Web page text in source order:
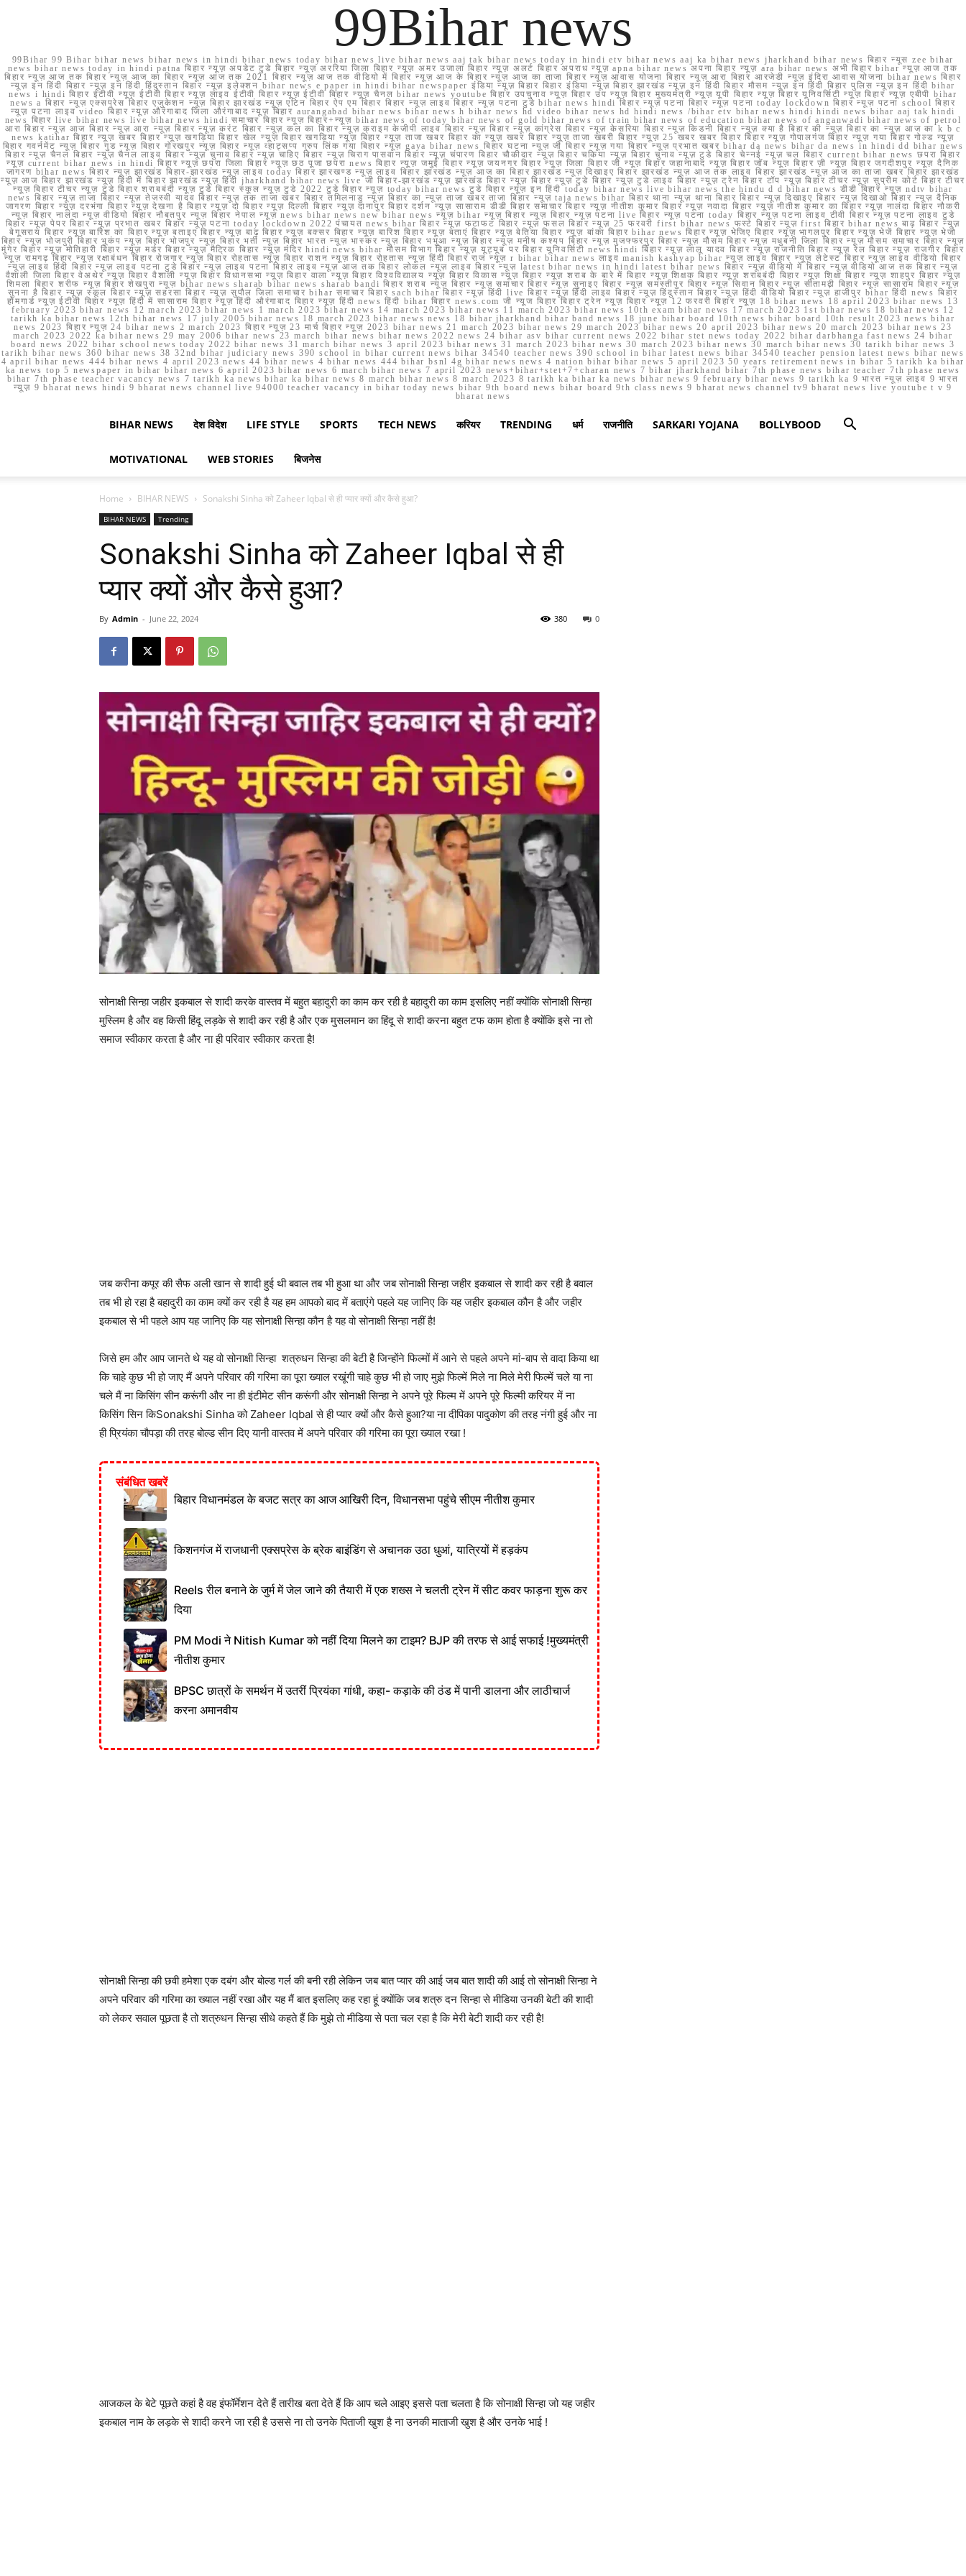
99Bihar news
99Bihar 99 Bihar bihar news bihar news in hindi bihar news today bihar news live bihar news aaj tak bihar news today in hindi etv bihar news aaj ka bihar news jharkhand bihar news बिहार न्यूस zee bihar
news bihar news today in hindi patna बिहार न्यूज़ अपडेट टुडे बिहार न्यूज़ अररिया जिला बिहार न्यूज़ अमर उजाला बिहार न्यूज़ अलर्ट बिहार अपराध न्यूज़ apna bihar news अपना बिहार न्यूज़ ara bihar news अभी बिहार bihar न्यूज़ आज तक
बिहार न्यूज़ आज तक बिहार न्यूज़ आज का बिहार न्यूज़ आज तक 2021 बिहार न्यूज़ आज तक वीडियो में बिहार न्यूज़ आज के बिहार न्यूज़ आज का ताजा बिहार न्यूज़ आवास योजना बिहार न्यूज़ आरा बिहार आरजेडी न्यूज़ इंदिरा आवास योजना bihar news बिहार
न्यूज़ इन हिंदी बिहार न्यूज़ इन हिंदी हिंदुस्तान बिहार न्यूज़ इलेक्शन bihar news e paper in hindi bihar newspaper इंडिया न्यूज़ बिहार बिहार इंडिया न्यूज़ बिहार झारखंड न्यूज़ इन हिंदी बिहार मौसम न्यूज़ इन हिंदी बिहार पुलिस न्यूज़ इन हिंदी bihar
news i hindi बिहार ईटीवी न्यूज़ ईटीवी बिहार न्यूज़ लाइव ईटीवी बिहार न्यूज़ ईटीवी बिहार न्यूज़ चैनल bihar news youtube बिहार उपचुनाव न्यूज़ बिहार उप न्यूज़ बिहार मुख्यमंत्री न्यूज़ यूपी बिहार न्यूज़ बिहार यूनिवर्सिटी न्यूज़ बिहार न्यूज़ एबीपी bihar
news a बिहार न्यूज़ एक्सप्रेस बिहार एजुकेशन न्यूज़ बिहार झारखंड न्यूज़ एटिन बिहार ऐप एम बिहार बिहार न्यूज़ लाइव बिहार न्यूज़ पटना टुडे bihar news hindi बिहार न्यूज़ पटना बिहार न्यूज़ पटना today lockdown बिहार न्यूज़ पटना school बिहार
न्यूज़ पटना लाइव video बिहार न्यूज़ औरंगाबाद जिला औरंगाबाद न्यूज़ बिहार aurangabad bihar news bihar news h bihar news hd video bihar news hd hindi news /bihar etv bihar news hindi hindi news bihar aaj tak hindi
news बिहार live bihar news live bihar news hindi समाचार बिहार न्यूज़ बिहार+न्यूज़ bihar news of today bihar news of gold bihar news of train bihar news of education bihar news of anganwadi bihar news of petrol
आरा बिहार न्यूज़ आज बिहार न्यूज़ आरा न्यूज़ बिहार न्यूज़ करंट बिहार न्यूज़ कल का बिहार न्यूज़ क्राइम केजीपी लाइव बिहार न्यूज़ बिहार न्यूज़ कांग्रेस बिहार न्यूज़ केसरिया बिहार न्यूज़ किडनी बिहार न्यूज़ क्या है बिहार की न्यूज़ बिहार का न्यूज़ आज का k b c
news katihar बिहार न्यूज़ खबर बिहार न्यूज़ खगड़िया बिहार खेल न्यूज़ बिहार खगड़िया न्यूज़ बिहार न्यूज़ ताजा खबर बिहार का न्यूज़ खबर बिहार न्यूज़ ताजा खबरी बिहार न्यूज़ 25 खबर खबर बिहार बिहार न्यूज़ गोपालगंज बिहार न्यूज़ गया बिहार गोल्ड न्यूज़
बिहार गवर्नमेंट न्यूज़ बिहार गुड न्यूज़ बिहार गोरखपुर न्यूज़ बिहार न्यूज़ व्हाट्सप्प ग्रुप लिंक गया बिहार न्यूज़ gaya bihar news बिहार घटना न्यूज़ जी बिहार न्यूज़ गया बिहार न्यूज़ प्रभात खबर bihar da news bihar da news in hindi dd bihar news
बिहार न्यूज़ चैनल बिहार न्यूज़ चैनल लाइव बिहार न्यूज़ चुनाव बिहार न्यूज़ चाहिए बिहार न्यूज़ चिराग पासवान बिहार न्यूज़ चंपारण बिहार चौकीदार न्यूज़ बिहार चकिया न्यूज़ बिहार चुनाव न्यूज़ टुडे बिहार चेन्नई न्यूज़ चल बिहार current bihar news छपरा बिहार
न्यूज़ current bihar news in hindi बिहार न्यूज़ छपरा जिला बिहार न्यूज़ छठ पूजा छपरा news बिहार न्यूज़ जमुई बिहार न्यूज़ जयनगर बिहार न्यूज़ जिला बिहार जी न्यूज़ बिहार जहानाबाद न्यूज़ बिहार जॉब न्यूज़ बिहार ज़ी न्यूज़ बिहार जगदीशपुर न्यूज़ दैनिक
जागरण bihar news बिहार न्यूज़ झारखंड बिहार-झारखंड न्यूज़ लाइव today बिहार झारखण्ड न्यूज़ लाइव बिहार झारखंड न्यूज़ आज का बिहार झारखंड न्यूज़ दिखाइए बिहार झारखंड न्यूज़ आज तक लाइव बिहार झारखंड न्यूज़ आज का ताजा खबर बिहार झारखंड
न्यूज़ आज बिहार झारखंड न्यूज़ हिंदी में बिहार झारखंड न्यूज़ हिंदी jharkhand bihar news live जी बिहार-झारखंड न्यूज़ झारखंड बिहार न्यूज़ बिहार न्यूज़ टुडे बिहार न्यूज़ टुडे लाइव बिहार न्यूज़ ट्रेन बिहार टॉप न्यूज़ बिहार टीचर न्यूज़ सुप्रीम कोर्ट बिहार टीचर
न्यूज़ बिहार टीचर न्यूज़ टुडे बिहार शराबबंदी न्यूज़ टुडे बिहार स्कूल न्यूज़ टुडे 2022 टुडे बिहार न्यूज़ today bihar news टुडे बिहार न्यूज़ इन हिंदी today bihar news live bihar news the hindu d d bihar news डीडी बिहार न्यूज़ ndtv bihar
news बिहार न्यूज़ ताजा बिहार न्यूज़ तेजस्वी यादव बिहार न्यूज़ तक ताजा खबर बिहार तमिलनाडु न्यूज़ बिहार का न्यूज़ ताजा खबर ताजा बिहार न्यूज़ taja news bihar बिहार थाना न्यूज़ थाना बिहार बिहार न्यूज़ दिखाइए बिहार न्यूज़ दिखाओ बिहार न्यूज़ दैनिक
जागरण बिहार न्यूज़ दरभंगा बिहार न्यूज़ देखना है बिहार न्यूज़ दो बिहार न्यूज़ दिल्ली बिहार न्यूज़ दानापुर बिहार दर्शन न्यूज़ सासाराम डीडी बिहार समाचार बिहार न्यूज़ नीतीश कुमार बिहार न्यूज़ नवादा बिहार न्यूज़ नीतीश कुमार का बिहार न्यूज़ नालंदा बिहार नौकरी
न्यूज़ बिहार नालंदा न्यूज़ वीडियो बिहार नौबतपुर न्यूज़ बिहार नेपाल न्यूज़ news bihar news new bihar news न्यूज़ bihar न्यूज़ बिहार न्यूज़ बिहार न्यूज़ पटना live बिहार न्यूज़ पटना today बिहार न्यूज़ पटना लाइव टीवी बिहार न्यूज़ पटना लाइव टुडे
बिहार न्यूज़ पेपर बिहार न्यूज़ प्रभात खबर बिहार न्यूज़ पटना today lockdown 2022 पंचायत news bihar बिहार न्यूज़ फटाफट बिहार न्यूज़ फसल बिहार न्यूज़ 25 फरवरी first bihar news फर्स्ट बिहार न्यूज़ first बिहार bihar news बाढ़ बिहार न्यूज़
बेगूसराय बिहार न्यूज़ बारिश का बिहार न्यूज़ बताइए बिहार न्यूज़ बाढ़ बिहार न्यूज़ बक्सर बिहार न्यूज़ बारिश बिहार न्यूज़ बताएं बिहार न्यूज़ बेतिया बिहार न्यूज़ बांका बिहार bihar news बिहार न्यूज़ भेजिए बिहार न्यूज़ भागलपुर बिहार न्यूज़ भेजें बिहार न्यूज़ भेजो
बिहार न्यूज़ भोजपुरी बिहार भूकंप न्यूज़ बिहार भोजपुर न्यूज़ बिहार भर्ती न्यूज़ बिहार भारत न्यूज़ भास्कर न्यूज़ बिहार भभुआ न्यूज़ बिहार न्यूज़ मनीष कश्यप बिहार न्यूज़ मुजफ्फरपुर बिहार न्यूज़ मौसम बिहार न्यूज़ मधुबनी जिला बिहार न्यूज़ मौसम समाचार बिहार न्यूज़
मुंगेर बिहार न्यूज़ मोतिहारी बिहार न्यूज़ मर्डर बिहार न्यूज़ मैट्रिक बिहार न्यूज़ मंदिर hindi news bihar मौसम विभाग बिहार न्यूज़ यूट्यूब पर बिहार यूनिवर्सिटी news hindi बिहार न्यूज़ लालू यादव बिहार न्यूज़ राजनीति बिहार न्यूज़ रेल बिहार न्यूज़ राजगीर बिहार
न्यूज़ रामगढ़ बिहार न्यूज़ रक्षाबंधन बिहार रोजगार न्यूज़ बिहार रोहतास न्यूज़ बिहार राशन न्यूज़ बिहार रोहतास न्यूज़ हिंदी बिहार राज न्यूज़ r bihar bihar news लाइव manish kashyap bihar न्यूज़ लाइव बिहार न्यूज़ लेटेस्ट बिहार न्यूज़ लाइव वीडियो बिहार
न्यूज़ लाइव हिंदी बिहार न्यूज़ लाइव पटना टुडे बिहार न्यूज़ लाइव पटना बिहार लाइव न्यूज़ आज तक बिहार लोकल न्यूज़ लाइव बिहार न्यूज़ latest bihar news in hindi latest bihar news बिहार न्यूज़ वीडियो में बिहार न्यूज़ वीडियो आज तक बिहार न्यूज़
वैशाली जिला बिहार वेअथेर न्यूज़ बिहार वैशाली न्यूज़ बिहार विधानसभा न्यूज़ बिहार वाला न्यूज़ बिहार विश्वविद्यालय न्यूज़ बिहार विकास न्यूज़ बिहार न्यूज़ शराब के बारे में बिहार न्यूज़ शिक्षक बिहार न्यूज़ शराबबंदी बिहार न्यूज़ शिक्षा बिहार न्यूज़ शाहपुर बिहार न्यूज़
शिमला बिहार शरीफ न्यूज़ बिहार शेखपुरा न्यूज़ bihar news sharab bihar news sharab bandi बिहार शराब न्यूज़ बिहार न्यूज़ समाचार बिहार न्यूज़ सुनाइए बिहार न्यूज़ समस्तीपुर बिहार न्यूज़ सिवान बिहार न्यूज़ सीतामढ़ी बिहार न्यूज़ सासाराम बिहार न्यूज़
सुनना है बिहार न्यूज़ स्कूल बिहार न्यूज़ सहरसा बिहार न्यूज़ सुपौल जिला समाचार bihar समाचार बिहार sach bihar बिहार न्यूज़ हिंदी live बिहार न्यूज़ हिंदी लाइव बिहार न्यूज़ हिंदुस्तान बिहार न्यूज़ हिंदी वीडियो बिहार न्यूज़ हाजीपुर bihar हिंदी news बिहार
होमगार्ड न्यूज़ ईटीवी बिहार न्यूज़ हिंदी में सासाराम बिहार न्यूज़ हिंदी औरंगाबाद बिहार न्यूज़ हिंदी news हिंदी bihar बिहार news.com जी न्यूज बिहार बिहार ट्रेन न्यूज़ बिहार न्यूज़ 12 फरवरी बिहार न्यूज़ 18 bihar news 18 april 2023 bihar news 13
february 2023 bihar news 12 march 2023 bihar news 1 march 2023 bihar news 14 march 2023 bihar news 11 march 2023 bihar news 10th exam bihar news 17 march 2023 1st bihar news 18 bihar news 12
tarikh ka bihar news 12th bihar news 17 july 2005 bihar news 18 march 2023 bihar news news 18 bihar jharkhand bihar band news 18 june bihar board 10th news bihar board 10th result 2023 news bihar
news 2023 बिहार न्यूज़ 24 bihar news 2 march 2023 बिहार न्यूज़ 23 मार्च बिहार न्यूज़ 2023 bihar news 21 march 2023 bihar news 29 march 2023 bihar news 20 april 2023 bihar news 20 march 2023 bihar news 23
march 2023 2022 ka bihar news 29 may 2006 bihar news 23 march bihar news bihar news 2022 news 24 bihar asv bihar current news 2022 bihar stet news today 2022 bihar darbhanga fast news 24 bihar
board news 2022 bihar school news today 2022 bihar news 31 march bihar news 3 april 2023 bihar news 31 march 2023 bihar news 30 march 2023 bihar news 30 march bihar news 30 tarikh bihar news 3
tarikh bihar news 360 bihar news 38 32nd bihar judiciary news 390 school in bihar current news bihar 34540 teacher news 390 school in bihar latest news bihar 34540 teacher pension latest news bihar news
4 april bihar news 444 bihar news 4 april 2023 news 44 bihar news 4 bihar news 444 bihar bsnl 4g bihar news news 4 nation bihar bihar news 5 april 2023 50 years retirement news in bihar 5 tarikh ka bihar
ka news top 5 newspaper in bihar bihar news 6 april 2023 bihar news 6 march bihar news 7 april 2023 news+bihar+stet+7+charan news 7 bihar jharkhand bihar 7th phase news bihar teacher 7th phase news
bihar 7th phase teacher vacancy news 7 tarikh ka news bihar ka bihar news 8 march bihar news 8 march 2023 8 tarikh ka bihar ka news bihar news 9 february bihar news 9 tarikh ka 9 भारत न्यूज़ लाइव 9 भारत
न्यूज़ 9 bharat news hindi 9 bharat news channel live 94000 teacher vacancy in bihar today news bihar 9th board news bihar board 9th class news 9 bharat news channel tv9 bharat news live youtube t v 9
bharat news
BIHAR NEWS देश विदेश LIFE STYLE SPORTS TECH NEWS करियर TRENDING धर्म राजनीति SARKARI YOJANA BOLLYBOOD
MOTIVATIONAL WEB STORIES बिजनेस
Home BIHAR NEWS Sonakshi Sinha को Zaheer Iqbal से ही प्यार क्यों और कैसे हुआ?
BIHAR NEWS Trending
Sonakshi Sinha को Zaheer Iqbal से ही
प्यार क्यों और कैसे हुआ?
By Admin - June 22, 2024 0
380
सोनाक्षी सिन्हा जहीर इकबाल से शादी करके वास्तव में बहुत बहादुरी का काम कर रही है बहादुरी का काम इसलिए नहीं क्योंकि सोनाक्षी सिन्हा
मुस्लिम है और वह किसी हिंदू लड़के से शादी कर रही है और एक मुसलमान का हिंदू से शादी करना बहुत टफ काम होता है क्योंकि इसे ना तो
समाज स्वीकार करता है और ना ही परिवार स्वीकार करता है!
जब करीना कपूर की सैफ अली खान से शादी हुई थी बवाल तब भी हुआ था और जब सोनाक्षी सिन्हा जहीर इकबाल से शादी कर रही है बवाल
तब भी हो रहा है बहादुरी का काम क्यों कर रही है यह हम आपको बाद में बताएंगे पहले यह जानिए कि यह जहीर इकबाल कौन है और जहीर
इकबाल से भी पहले आप यह जानिए कि यह सोनाक्षी सिन्हा कौन है यह वो सोनाक्षी सिन्हा नहीं है!
जिसे हम और आप जानते थे यह वो सोनाक्षी सिन्हा शत्रुधन सिन्हा की बेटी है जिन्होंने फिल्मों में आने से पहले अपने मां-बाप से वादा किया था
कि चाहे कुछ भी हो जाए मैं अपने परिवार की गरिमा का पूरा ख्याल रखूंगी चाहे कुछ भी हो जाए मुझे फिल्में मिले ना मिले मेरी फिल्में चले या ना
चले मैं ना किसिंग सीन करूंगी और ना ही इंटीमेट सीन करूंगी और सोनाक्षी सिन्हा ने अपने पूरे फिल्म में अपने पूरे फिल्मी करियर में ना
किसिंग सिन किSonakshi Sinha को Zaheer Iqbal से ही प्यार क्यों और कैसे हुआ?या ना दीपिका पादुकोण की तरह नंगी हुई और ना
ही प्रियंका चौपड़ा की तरह बोल्ड सीन दिए यानी वास्तव में अपने परिवार की गरिमा का पूरा ख्याल रखा !
संबंधित खबरें
बिहार विधानमंडल के बजट सत्र का आज आखिरी दिन, विधानसभा पहुंचे सीएम नीतीश कुमार
किशनगंज में राजधानी एक्सप्रेस के ब्रेक बाइंडिंग से अचानक उठा धुआं, यात्रियों में हड़कंप
Reels रील बनाने के जुर्म में जेल जाने की तैयारी में एक शख्स ने चलती ट्रेन में सीट कवर फाड़ना शुरू कर
दिया
PM Modi ने Nitish Kumar को नहीं दिया मिलने का टाइम? BJP की तरफ से आई सफाई !मुख्यमंत्री
नीतीश कुमार
BPSC छात्रों के समर्थन में उतरीं प्रियंका गांधी, कहा- कड़ाके की ठंड में पानी डालना और लाठीचार्ज
करना अमानवीय
सोनाक्षी सिन्हा की छवी हमेशा एक दबंग और बोल्ड गर्ल की बनी रही लेकिन जब बात प्यार की आई जब बात शादी की आई तो सोनाक्षी सिन्हा ने
अपने परिवार की गरिमा का ख्याल नहीं रखा और यह मैं बात इसलिए कह रहा हूं क्योंकि जब शत्रु दन सिन्हा से मीडिया उनकी बेटी की शादी
को लेकर सवाल पूछता है तो शत्रुधन सिन्हा सीधे कहते हैं कि मुझे तो मीडिया से पता चल रहा है कि मेरी बेटी शादी कर रही है!
आजकल के बेटे पूछते कहां है वह इंफॉर्मेशन देते हैं तारीख बता देते हैं कि आप चले आइए इससे पता चलता है कि सोनाक्षी सिन्हा जो यह जहीर
इकबाल नाम के लड़के से शादी करने जा रही है उससे ना तो उनके पिताजी खुश है ना उनकी माताजी खुश है और उनके भाई !